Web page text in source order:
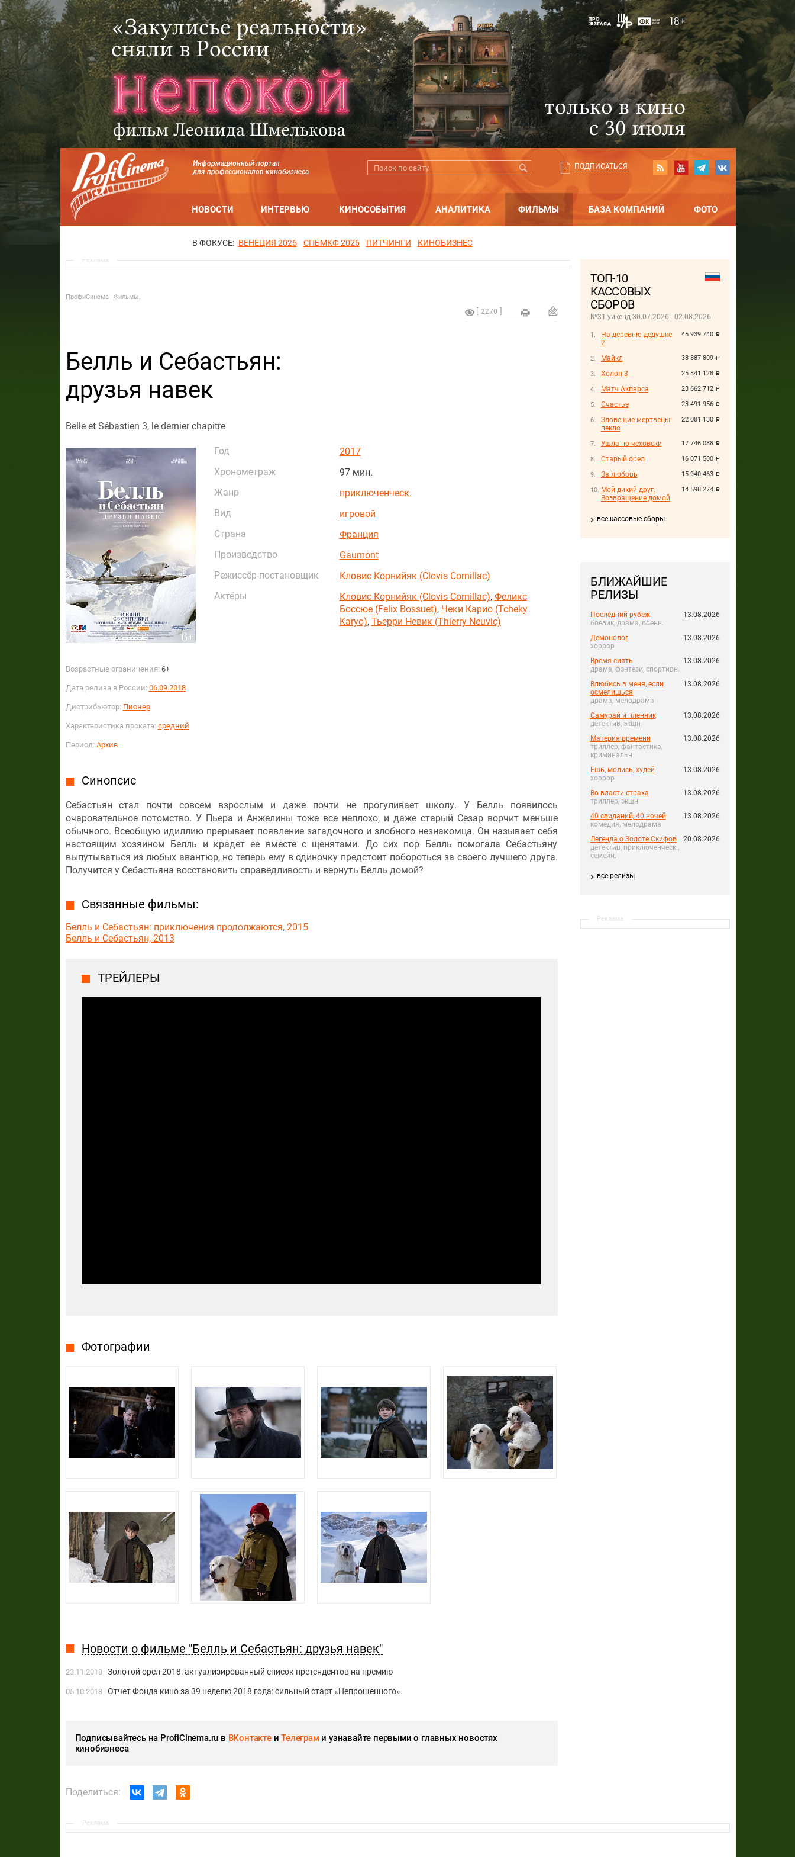
Информационный портал
для профессионалов кинобизнеса
ПОДПИСАТЬСЯ
НОВОСТИ ИНТЕРВЬЮ КИНОСОБЫТИЯ АНАЛИТИКА ФИЛЬМЫ БАЗА КОМПАНИЙ ФОТО
В ФОКУСЕ: ВЕНЕЦИЯ 2026 СПБМКФ 2026 ПИТЧИНГИ КИНОБИЗНЕС
ТОП-10
КАССОВЫХ
СБОРОВ
№31 уикенд 30.07.2026 - 02.08.2026
45 939 740 руб.
На деревню дедушке
2
38 387 809 руб.
Майкл
25 841 128 руб.
Холоп 3
23 662 712 руб.
Матч Акпарса
23 491 956 руб.
Счастье
22 081 130 руб.
Зловещие мертвецы:
пекло
17 746 088 руб.
Ушла по-чеховски
16 071 500 руб.
Старый орел
15 940 463 руб.
За любовь
14 598 274 руб.
Мой дикий друг.
Возвращение домой
все кассовые сборы
БЛИЖАЙШИЕ
РЕЛИЗЫ
Последний рубеж
боевик, драма, военн.
13.08.2026
Демонолог
хоррор
13.08.2026
Время сиять
драма, фэнтези, спортивн.
13.08.2026
Влюбись в меня, если
осмелишься
драма, мелодрама
13.08.2026
Самурай и пленник
детектив, экшн
13.08.2026
Материя времени
триллер, фантастика,
криминальн.
13.08.2026
Ешь, молись, худей
хоррор
13.08.2026
Во власти страха
триллер, экшн
13.08.2026
40 свиданий, 40 ночей
комедия, мелодрама
13.08.2026
Легенда о Золоте Скифов
детектив, приключенческ.,
семейн.
20.08.2026
все релизы
Реклама
Реклама
ПрофиСинема Фильмы.
2270
Белль и Себастьян:
друзья навек
Belle et Sébastien 3, le dernier chapitre
Возрастные ограничения: 6+
Дата релиза в России: 06.09.2018
Дистрибьютор: Пионер
Характеристика проката: средний
Период: Архив
Год
2017
Хронометраж
97 мин.
Жанр
приключенческ.
Вид
игровой
Страна
Франция
Производство
Gaumont
Режиссёр-постановщик
Кловис Корнийяк (Clovis Cornillac)
Актёры
Кловис Корнийяк (Clovis Cornillac), Феликс
Боссюе (Felix Bossuet), Чеки Карио (Tcheky
Karyo), Тьерри Невик (Thierry Neuvic)
Синопсис
Себастьян стал почти совсем взрослым и даже почти не прогуливает школу. У Белль появилось
очаровательное потомство. У Пьера и Анжелины тоже все неплохо, и даже старый Сезар ворчит меньше
обычного. Всеобщую идиллию прерывает появление загадочного и злобного незнакомца. Он называет себя
настоящим хозяином Белль и крадет ее вместе с щенятами. До сих пор Белль помогала Себастьяну
выпутываться из любых авантюр, но теперь ему в одиночку предстоит побороться за своего лучшего друга.
Получится у Себастьяна восстановить справедливость и вернуть Белль домой?
Связанные фильмы:
Белль и Себастьян: приключения продолжаются, 2015
Белль и Себастьян, 2013
ТРЕЙЛЕРЫ
Фотографии
Новости о фильме "Белль и Себастьян: друзья навек"
23.11.2018 Золотой орел 2018: актуализированный список претендентов на премию
05.10.2018 Отчет Фонда кино за 39 неделю 2018 года: сильный старт «Непрощенного»
Подписывайтесь на ProfiCinema.ru в ВКонтактеиТелеграми узнавайте первыми о главных новостях
кинобизнеса
Поделиться:
Реклама